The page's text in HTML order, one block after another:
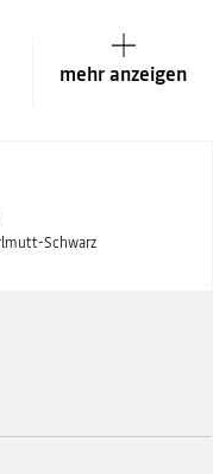
mehr anzeigen
Schwarz